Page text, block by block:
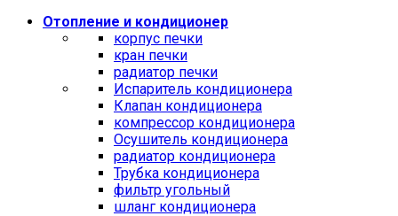
Отопление и кондиционер
корпус печки
кран печки
радиатор печки
Испаритель кондиционера
Клапан кондиционера
компрессор кондиционера
Осушитель кондиционера
радиатор кондиционера
Трубка кондиционера
фильтр угольный
шланг кондиционера